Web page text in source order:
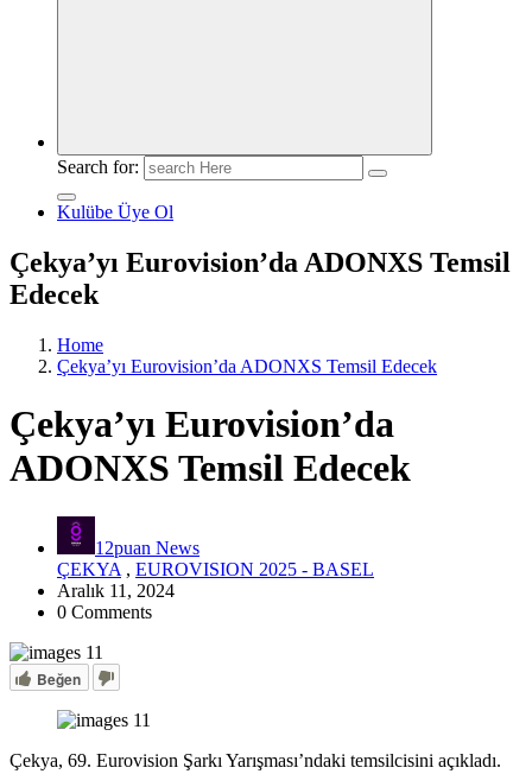
Search for:
Kulübe Üye Ol
Çekya’yı Eurovision’da ADONXS Temsil
Edecek
Home
Çekya’yı Eurovision’da ADONXS Temsil Edecek
Çekya’yı Eurovision’da
ADONXS Temsil Edecek
12puan News
ÇEKYA , EUROVISION 2025 - BASEL
Aralık 11, 2024
0 Comments
Beğen
Çekya, 69. Eurovision Şarkı Yarışması’ndaki temsilcisini açıkladı.